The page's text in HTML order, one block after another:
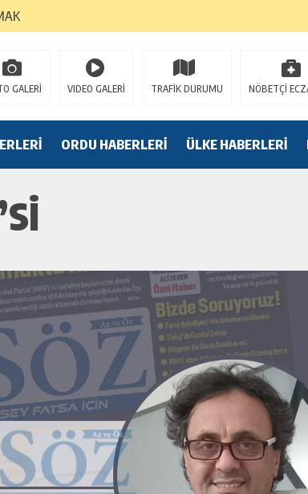
GALERİ VIDEO GALERİ TRAFİK DURUMU NÖBETÇİ
ORDU HABERLERİ ÜLKE HABERLERİ